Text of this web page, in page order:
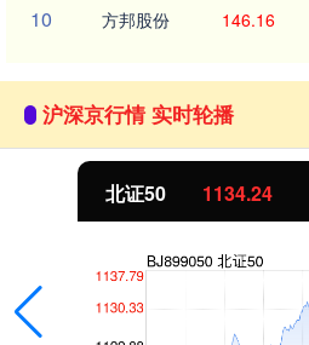
10 方邦股份 146.16
沪深京行情 实时轮播
北证50 1134.24